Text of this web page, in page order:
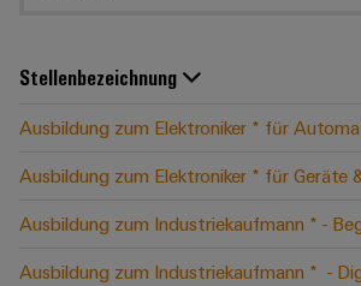
Stellenbezeichnung
Ausbildung zum Elektroniker * für
Ausbildung zum Elektroniker * für
Ausbildung zum Industriekaufmann * -
Ausbildung zum Industriekaufmann * ​ -